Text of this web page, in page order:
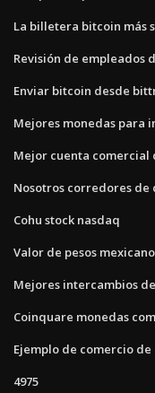
La billetera bitcoin más
Revisión de empleados
Enviar bitcoin desde
Mejores monedas para
Mejor cuenta comercial
Nosotros corredores
Cohu stock nasdaq
Valor de pesos
Mejores intercambios
Coinquare monedas
Ejemplo de comercio
4975